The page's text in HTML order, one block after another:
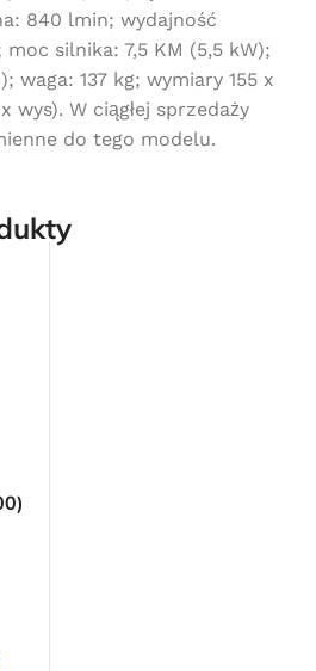
840 lmin; wydajność
silnika: 7,5 KM (5,5 kW);
waga: 137 kg; wymiary 155 x
wys). W ciągłej sprzedaży
do tego modelu.
do sklepu
by Convert Plus